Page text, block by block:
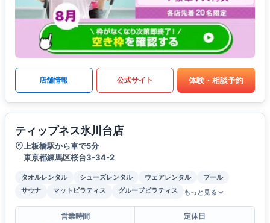
店舗情報 公式サイト 体験・相談予約
ティップネス氷川台店
上板橋駅から車で5分
東京都練馬区桜台3-34-2
タオルレンタル シューズレンタル ウェアレンタル
プール
サウナ
マットピラティス グループピラティス もっと見る
営業時間
定休日